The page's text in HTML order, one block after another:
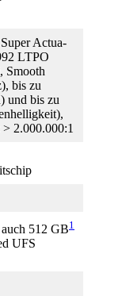
Actua-
LTPO
Smooth
bis zu
und bis zu
2.000.000:1
512 GB1
UFS